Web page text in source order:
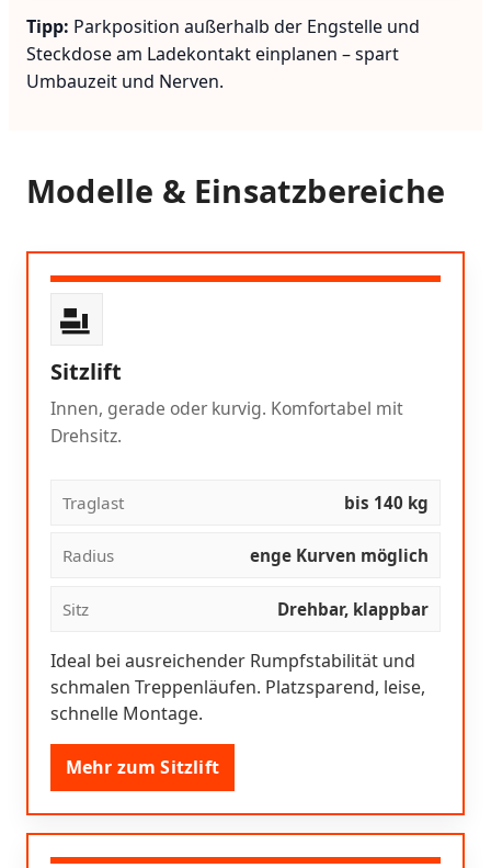
Tipp: Parkposition außerhalb der Engstelle und
Steckdose am Ladekontakt einplanen – spart
Umbauzeit und Nerven.
Modelle & Einsatzbereiche
Sitzlift
Innen, gerade oder kurvig. Komfortabel mit
Drehsitz.
Traglast bis 140 kg
Radius enge Kurven möglich
Sitz Drehbar, klappbar
Ideal bei ausreichender Rumpfstabilität und
schmalen Treppenläufen. Platzsparend, leise,
schnelle Montage.
Mehr zum Sitzlift